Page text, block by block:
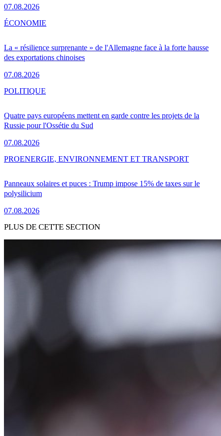
07.08.2026
La « résilience surprenante » de l'Allemagne face à la forte hausse
des exportations chinoises
07.08.2026
ÉCONOMIE
Quatre pays européens mettent en garde contre les projets de la
Russie pour l'Ossétie du Sud
07.08.2026
POLITIQUE
Panneaux solaires et puces : Trump impose 15% de taxes sur le
polysilicium
07.08.2026
PROENERGIE, ENVIRONNEMENT ET TRANSPORT
PLUS DE CETTE SECTION